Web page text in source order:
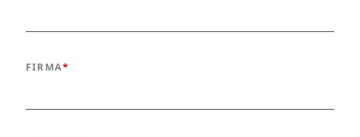
FIRMA